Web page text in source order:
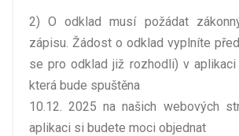
2) O odklad musí požádat
zápisu. Žádost o odklad vyplníte
se pro odklad již rozhodli) v aplikaci
která bude spuštěna
10.12. 2025 na našich webových
aplikaci si budete moci objednat